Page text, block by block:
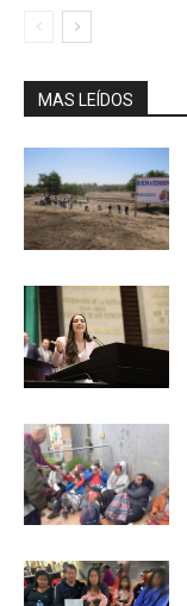
MAS LEÍDOS